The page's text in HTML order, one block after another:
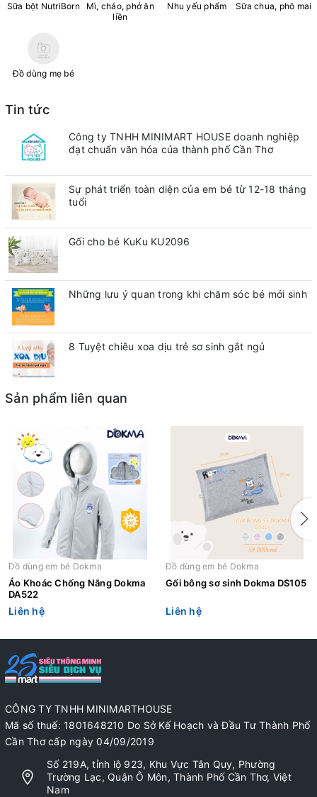
Sữa bột NutriBorn
Mì, cháo, phở ăn
liền
Nhu yếu phẩm Sữa chua, phô mai
Đồ dùng mẹ bé
Tin tức
Công ty TNHH MINIMART HOUSE doanh nghiệp
đạt chuẩn văn hóa của thành phố Cần Thơ
Sự phát triển toàn diện của em bé từ 12-18 tháng
tuổi
Gối cho bé KuKu KU2096
Những lưu ý quan trong khi chăm sóc bé mới sinh
8 Tuyệt chiêu xoa dịu trẻ sơ sinh gắt ngủ
Sản phẩm liên quan
Đồ dùng em bé Dokma
Áo Khoác Chống Nắng Dokma
DA522
Liên hệ
Đồ dùng em bé Dokma
Gối bông sơ sinh Dokma DS105
Liên hệ
CÔNG TY TNHH MINIMARTHOUSE
Mã số thuế: 1801648210 Do Sở Kế Hoạch và Đầu Tư Thành Phố
Cần Thơ cấp ngày 04/09/2019
Số 219A, tỉnh lộ 923, Khu Vực Tân Quy, Phường
Trường Lạc, Quận Ô Môn, Thành Phố Cần Thơ, Việt
Nam